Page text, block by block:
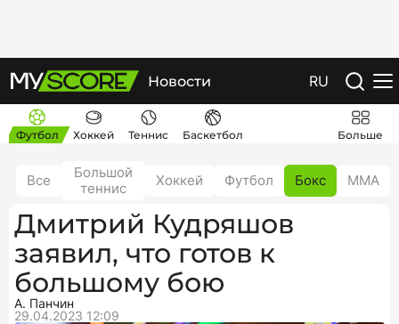
Новости RU
Футбол Хоккей Теннис Баскетбол Больше
Все
Большой
теннис
Хоккей Футбол Бокс ММА
Дмитрий Кудряшов
заявил, что готов к
большому бою
А. Панчин
29.04.2023 12:09